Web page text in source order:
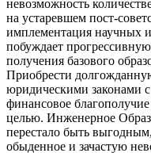
невозможность
на устаревшем пост-
имплементация научных
побуждает
получения базового
Приобрести
юридическими законами
финансовое
целью. Инженерное
перестало быть
обыденное и зачастую